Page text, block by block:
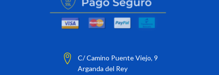
C/ Camino Puente Viejo, 9
Arganda del Rey